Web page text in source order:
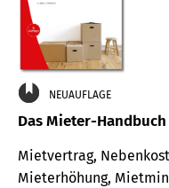
NEUAUFLAGE
Das Mieter-Handbuch
Mietvertrag,
Mieterhöhung,